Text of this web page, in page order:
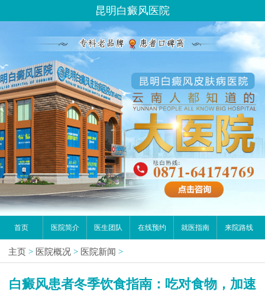
昆明白癜风医院
首页 医院简介 医生团队 在线预约 就医指南 来院路线
主页 > 医院概况 > 医院新闻 >
白癜风患者冬季饮食指南：吃对食物，加速